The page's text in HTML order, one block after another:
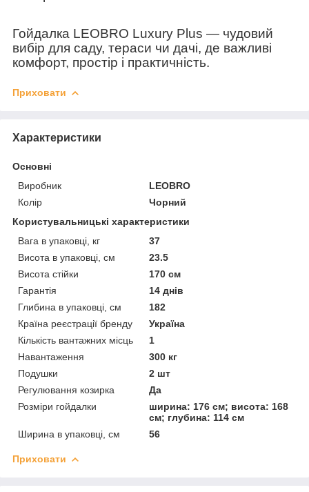
Гойдалка LEOBRO Luxury Plus — чудовий
вибір для саду, тераси чи дачі, де важливі
комфорт, простір і практичність.
Приховати
Характеристики
Основні
Виробник
LEOBRO
Колір
Чорний
Користувальницькі характеристики
Вага в упаковці, кг
37
Висота в упаковці, см
23.5
Висота стійки
170 см
Гарантія
14 днів
Глибина в упаковці, см
182
Країна реєстрації бренду
Україна
Кількість вантажних місць
1
Навантаження
300 кг
Подушки
2 шт
Регулювання козирка
Да
Розміри гойдалки
ширина: 176 см; висота: 168
см; глубина: 114 см
Ширина в упаковці, см
56
Приховати